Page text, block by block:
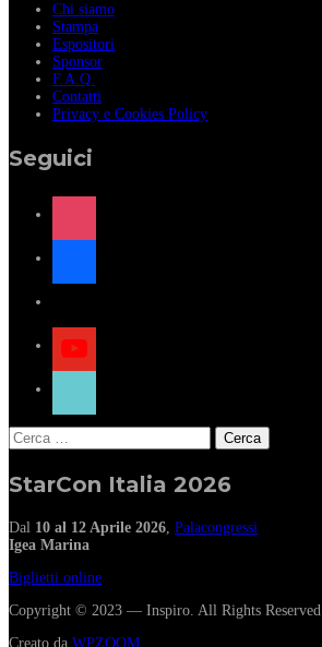
Chi siamo
Stampa
Espositori
Sponsor
F.A.Q.
Contatti
Privacy e Cookies Policy
Seguici
instagram
facebook
x
youtube
tiktok
Ricerca
per:
StarCon Italia 2026
Dal 10 al 12 Aprile 2026, Palacongressi
Igea Marina
Biglietti online
Copyright © 2023 — Inspiro. All Rights Reserved
Creato da WPZOOM